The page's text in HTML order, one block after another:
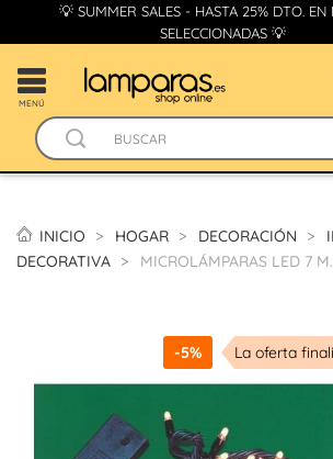
💡 SUMMER SALES - HASTA 25% DTO. EN
SELECCIONADAS 💡
MENÚ
INICIO HOGAR DECORACIÓN
DECORATIVA
MICROLÁMPARAS LED 7
-5% La oferta